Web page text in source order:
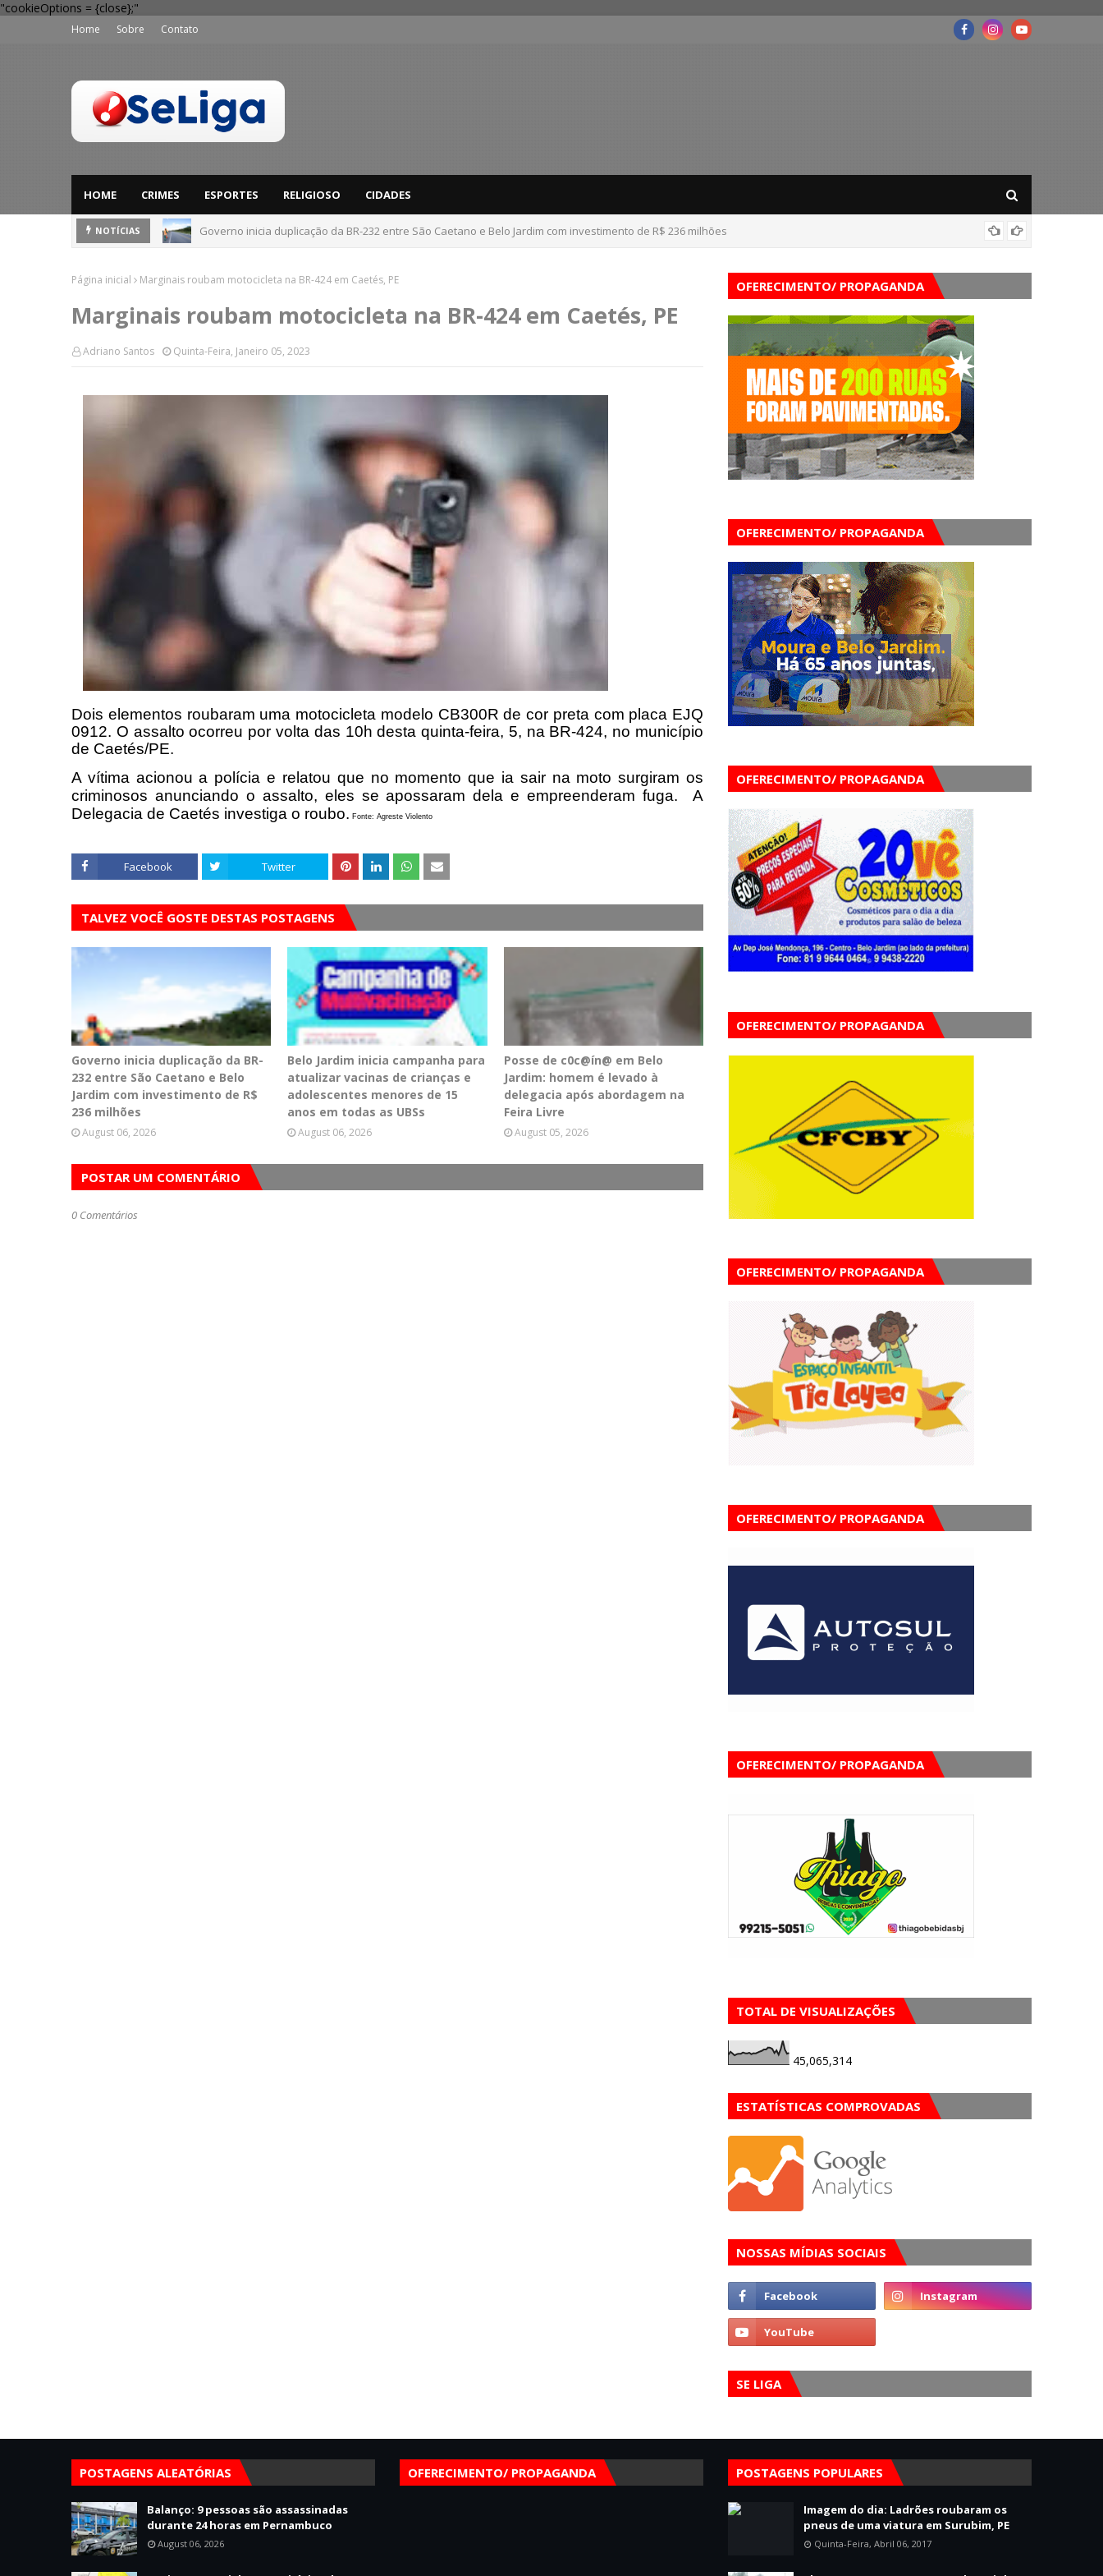
"cookieOptions = {close};"
Home Sobre Contato
HOME CRIMES ESPORTES RELIGIOSO CIDADES
NOTÍCIAS Governo inicia duplicação da BR-232 entre São Caetano e Belo Jardim com investimento de R$ 236 milhões
Página inicial Marginais roubam motocicleta na BR-424 em Caetés, PE
Marginais roubam motocicleta na BR-424 em Caetés, PE
Adriano Santos Quinta-Feira, Janeiro 05, 2023
Dois elementos roubaram uma motocicleta modelo CB300R de cor preta com placa EJQ
0912. O assalto ocorreu por volta das 10h desta quinta-feira, 5, na BR-424, no município
de Caetés/PE.
A vítima acionou a polícia e relatou que no momento que ia sair na moto surgiram os
criminosos anunciando o assalto, eles se apossaram dela e empreenderam fuga. A
Delegacia de Caetés investiga o roubo. Fonte: Agreste Violento
Facebook Twitter
TALVEZ VOCÊ GOSTE DESTAS POSTAGENS
Governo inicia duplicação da BR-
232 entre São Caetano e Belo
Jardim com investimento de R$
236 milhões
August 06, 2026
Belo Jardim inicia campanha para
atualizar vacinas de crianças e
adolescentes menores de 15
anos em todas as UBSs
August 06, 2026
Posse de c0c@ín@ em Belo
Jardim: homem é levado à
delegacia após abordagem na
Feira Livre
August 05, 2026
POSTAR UM COMENTÁRIO
0 Comentários
OFERECIMENTO/ PROPAGANDA
OFERECIMENTO/ PROPAGANDA
OFERECIMENTO/ PROPAGANDA
OFERECIMENTO/ PROPAGANDA
OFERECIMENTO/ PROPAGANDA
OFERECIMENTO/ PROPAGANDA
OFERECIMENTO/ PROPAGANDA
TOTAL DE VISUALIZAÇÕES
45,065,314
ESTATÍSTICAS COMPROVADAS
NOSSAS MÍDIAS SOCIAIS
SE LIGA
POSTAGENS ALEATÓRIAS
Balanço: 9 pessoas são assassinadas
durante 24 horas em Pernambuco
August 06, 2026
OFERECIMENTO/ PROPAGANDA POSTAGENS POPULARES
Imagem do dia: Ladrões roubaram os
pneus de uma viatura em Surubim, PE
Quinta-Feira, Abril 06, 2017